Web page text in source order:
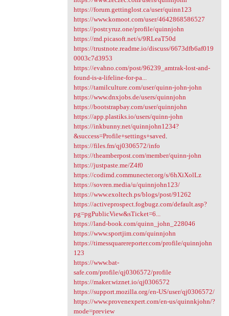
https://forum.gettinglost.ca/user/quinn123
https://www.komoot.com/user/4642868586527
https://postr.yruz.one/profile/quinnjohn
https://md.picasoft.net/s/9RLeaT50d
https://trustnote.readme.io/discuss/6673dfb6af019
0003c7d3953
https://evahno.com/post/96239_amtrak-lost-and-
found-is-a-lifeline-for-pa...
https://tamilculture.com/user/quinn-john-john
https://www.dnxjobs.de/users/quinnjohn
https://bootstrapbay.com/user/quinnjohn
https://app.plastiks.io/users/quinn-john
https://inkbunny.net/quinnjohn1234?
&success=Profile+settings+saved
https://files.fm/qj0306572/info
https://theamberpost.com/member/quinn-john
https://justpaste.me/Z4f0
https://codimd.communecter.org/s/6hXiXolLz
https://sovren.media/u/quinnjohn123/
https://www.exoltech.ps/blogs/post/91262
https://activeprospect.fogbugz.com/default.asp?
pg=pgPublicView&sTicket=6...
https://land-book.com/quinn_john_228046
https://www.sportjim.com/quinnjohn
https://timessquarereporter.com/profile/quinnjohn
123
https://www.bat-
safe.com/profile/qj0306572/profile
https://maker.wiznet.io/qj0306572
https://support.mozilla.org/en-US/user/qj0306572/
https://www.provenexpert.com/en-us/quinnkjohn/?
mode=preview